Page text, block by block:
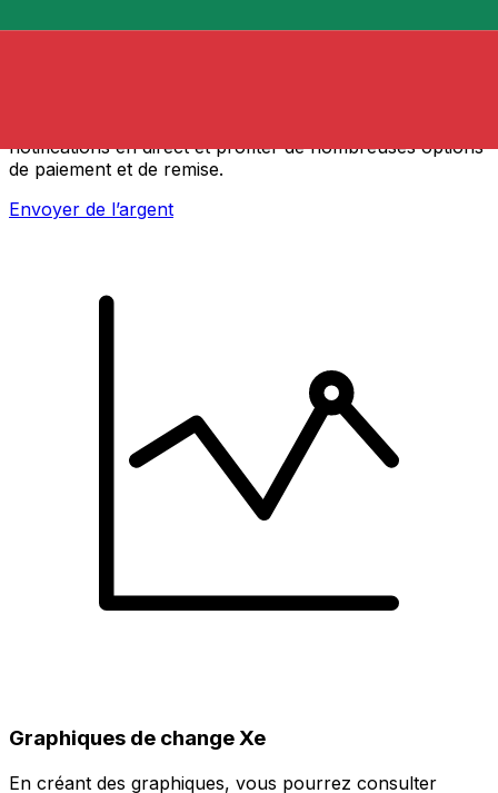
notifications en direct et profiter de nombreuses options
de paiement et de remise.
Envoyer de l’argent
Graphiques de change Xe
En créant des graphiques, vous pourrez consulter